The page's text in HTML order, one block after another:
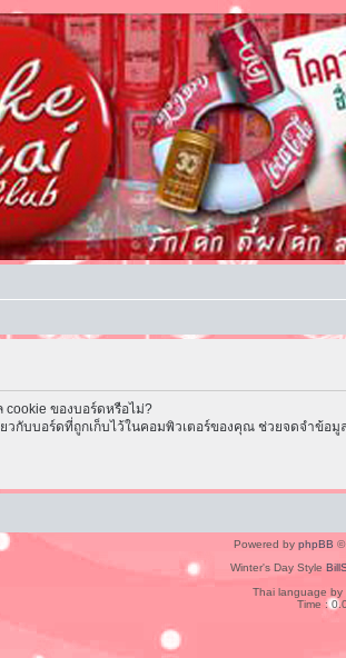
ของบอร์ดหรือไม่?
วกับบอร์ดที่ถูกเก็บไว้ในคอมพิวเตอร์ของคุณ ช่วยจดจำข้อมู
Powered by phpBB ©
Winter's Day Style
Thai language by
Time :